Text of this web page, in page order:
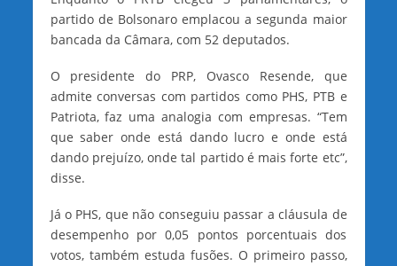
partido de Bolsonaro emplacou a segunda maior
bancada da Câmara, com 52 deputados.
O presidente do PRP, Ovasco Resende, que
admite conversas com partidos como PHS, PTB e
Patriota, faz uma analogia com empresas. “Tem
que saber onde está dando lucro e onde está
dando prejuízo, onde tal partido é mais forte etc”,
disse.
Já o PHS, que não conseguiu passar a cláusula de
desempenho por 0,05 pontos porcentuais dos
votos, também estuda fusões. O primeiro passo,